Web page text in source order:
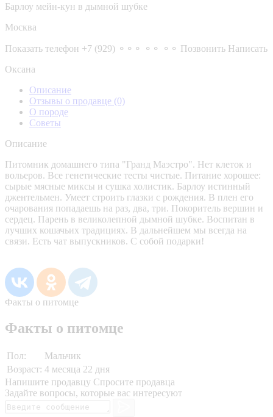
Барлоу мейн-кун в дымной шубке
Москва
Показать телефон +7 (929) ⚬⚬⚬ ⚬⚬ ⚬⚬ Позвонить Написать
Оксана
Описание
Отзывы о продавце (0)
О породе
Советы
Описание
Питомник домашнего типа "Гранд Маэстро". Нет клеток и
вольеров. Все генетические тесты чистые. Питание хорошее:
сырые мясные миксы и сушка холистик. Барлоу истинный
джентельмен. Умеет строить глазки с рождения. В плен его
очарования попадаешь на раз, два, три. Покоритель вершин и
сердец. Парень в великолепной дымной шубке. Воспитан в
лучших кошачьих традициях. В дальнейшем мы всегда на
связи. Есть чат выпускников. С собой подарки!
Факты о питомце
Факты о питомце
Пол:
Мальчик
Возраст: 4 месяца 22 дня
Напишите продавцу Спросите продавца
Задайте вопросы, которые вас интересуют